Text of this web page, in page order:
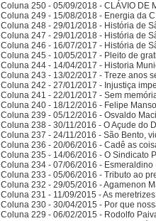
Coluna 250 - 05/09/2018 - CLÁVIO DE
Coluna 249 - 15/08/2018 - Energia da
Coluna 248 - 29/01/2018 - História de
Coluna 247 - 29/01/2018 - História de
Coluna 246 - 16/07/2017 - História de
Coluna 245 - 10/05/2017 - Pleito de
Coluna 244 - 14/04/2017 - Historia
Coluna 243 - 13/02/2017 - Treze anos
Coluna 242 - 27/01/2017 - Injustiça
Coluna 241 - 22/01/2017 - Sem
Coluna 240 - 18/12/2016 - Felipe
Coluna 239 - 05/12/2016 - Osvaldo
Coluna 238 - 30/11/2016 - O Açude do
Coluna 237 - 24/11/2016 - São Bento,
Coluna 236 - 20/06/2016 - Cadê as
Coluna 235 - 14/06/2016 - O Sindicato
Coluna 234 - 07/06/2016 -
Coluna 233 - 05/06/2016 - Tributo ao
Coluna 232 - 29/05/2016 - Agamenon
Coluna 231 - 11/09/2015 - As
Coluna 230 - 30/04/2015 - Por que
Coluna 229 - 06/02/2015 - Rodolfo